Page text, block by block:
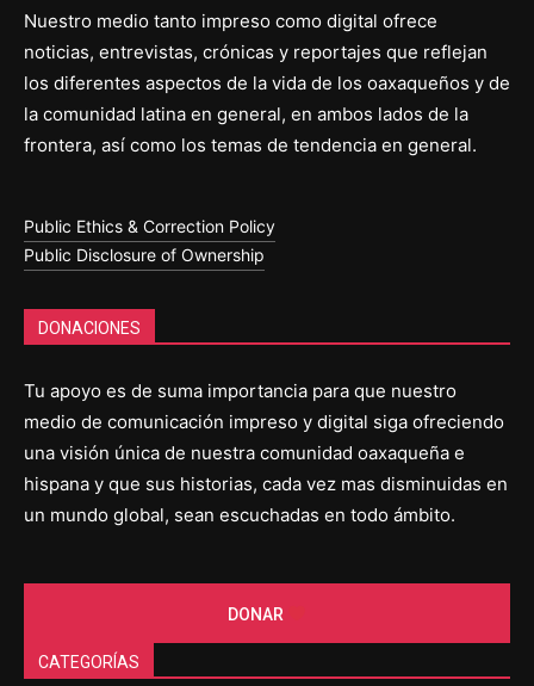
Nuestro medio tanto impreso como digital ofrece
noticias, entrevistas, crónicas y reportajes que reflejan
los diferentes aspectos de la vida de los oaxaqueños y de
la comunidad latina en general, en ambos lados de la
frontera, así como los temas de tendencia en general.
Public Ethics & Correction Policy
Public Disclosure of Ownership
DONACIONES
Tu apoyo es de suma importancia para que nuestro
medio de comunicación impreso y digital siga ofreciendo
una visión única de nuestra comunidad oaxaqueña e
hispana y que sus historias, cada vez mas disminuidas en
un mundo global, sean escuchadas en todo ámbito.
DONAR
CATEGORÍAS